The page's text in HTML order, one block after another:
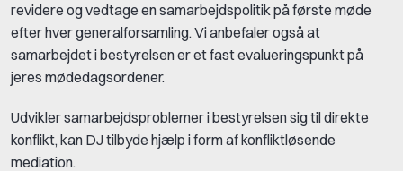
revidere og vedtage en samarbejdspolitik på første møde
efter hver generalforsamling. Vi anbefaler også at
samarbejdet i bestyrelsen er et fast evalueringspunkt på
jeres mødedagsordener.
Udvikler samarbejdsproblemer i bestyrelsen sig til direkte
konflikt, kan DJ tilbyde hjælp i form af konfliktløsende
mediation.